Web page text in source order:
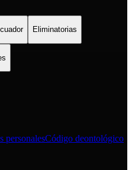
Eliminatorias
personalesCódigo deontológico